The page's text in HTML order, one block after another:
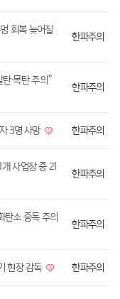
회복 늦어질
한파주의
·목탄 주의”
한파주의
3명 사망 한파주의
사업장 중 21
한파주의
탄소 중독 주의
한파주의
현장 감독 한파주의